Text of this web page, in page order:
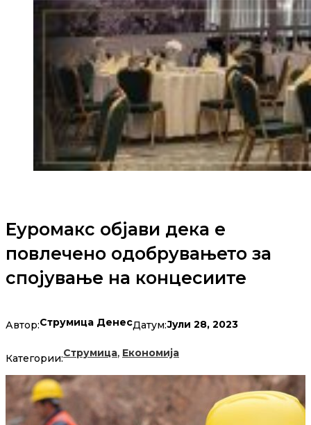
Еуромакс објави дека е
повлечено одобрувањето за
спојување на концесиите
Автор:Струмица ДенесДатум:Јули 28, 2023
Категории:Струмица, Економија